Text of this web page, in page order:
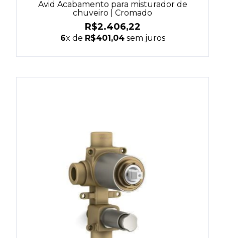
Avid Acabamento para misturador de
chuveiro | Cromado
R$2.406,22
6x de R$401,04sem juros